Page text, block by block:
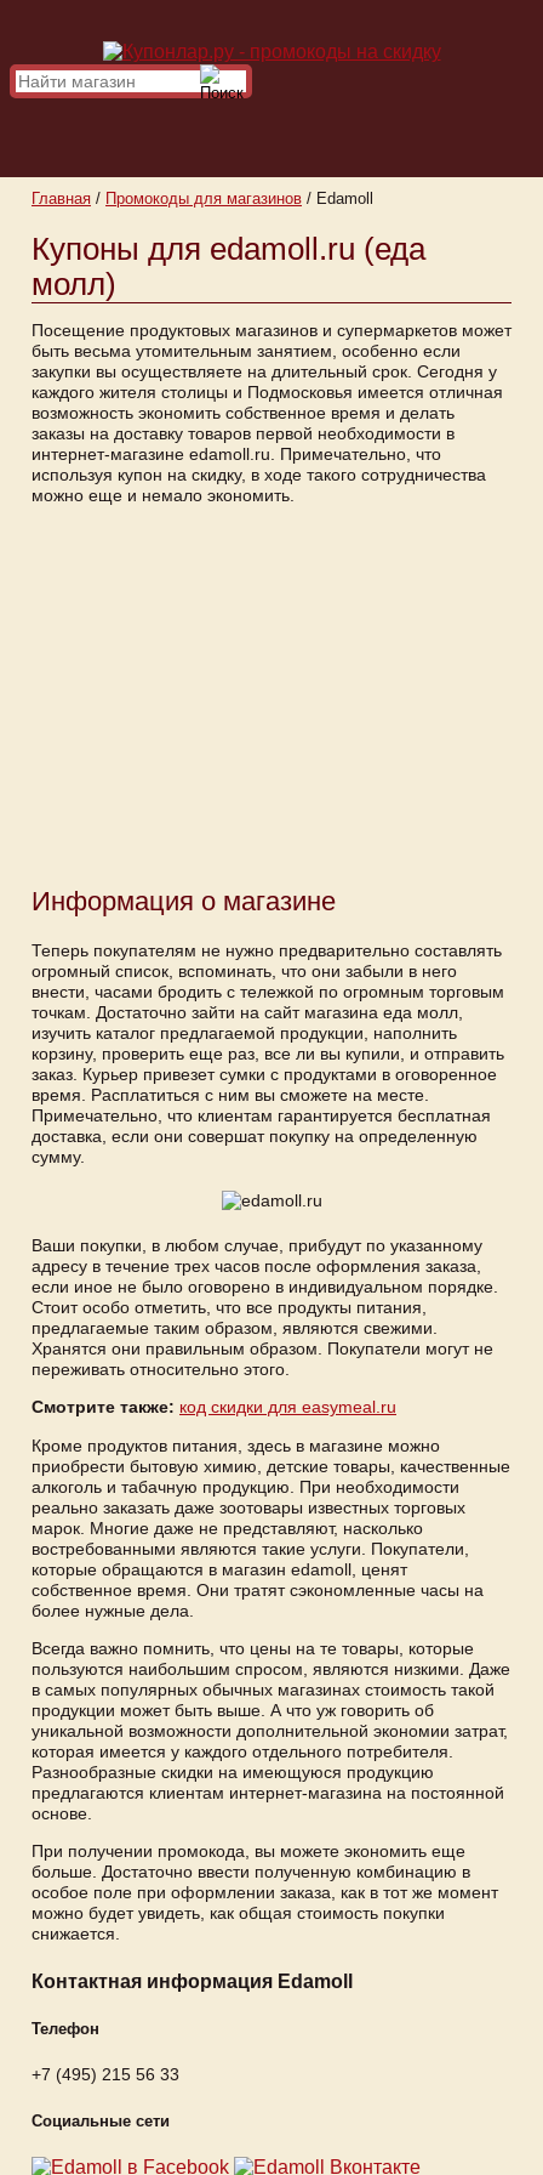
Главная / Промокоды для магазинов / Edamoll
Купоны для edamoll.ru (еда
молл)
Посещение продуктовых магазинов и супермаркетов может
быть весьма утомительным занятием, особенно если
закупки вы осуществляете на длительный срок. Сегодня у
каждого жителя столицы и Подмосковья имеется отличная
возможность экономить собственное время и делать
заказы на доставку товаров первой необходимости в
интернет-магазине edamoll.ru. Примечательно, что
используя купон на скидку, в ходе такого сотрудничества
можно еще и немало экономить.
Информация о магазине
Теперь покупателям не нужно предварительно составлять
огромный список, вспоминать, что они забыли в него
внести, часами бродить с тележкой по огромным торговым
точкам. Достаточно зайти на сайт магазина еда молл,
изучить каталог предлагаемой продукции, наполнить
корзину, проверить еще раз, все ли вы купили, и отправить
заказ. Курьер привезет сумки с продуктами в оговоренное
время. Расплатиться с ним вы сможете на месте.
Примечательно, что клиентам гарантируется бесплатная
доставка, если они совершат покупку на определенную
сумму.
Ваши покупки, в любом случае, прибудут по указанному
адресу в течение трех часов после оформления заказа,
если иное не было оговорено в индивидуальном порядке.
Стоит особо отметить, что все продукты питания,
предлагаемые таким образом, являются свежими.
Хранятся они правильным образом. Покупатели могут не
переживать относительно этого.
Смотрите также: код скидки для easymeal.ru
Кроме продуктов питания, здесь в магазине можно
приобрести бытовую химию, детские товары, качественные
алкоголь и табачную продукцию. При необходимости
реально заказать даже зоотовары известных торговых
марок. Многие даже не представляют, насколько
востребованными являются такие услуги. Покупатели,
которые обращаются в магазин edamoll, ценят
собственное время. Они тратят сэкономленные часы на
более нужные дела.
Всегда важно помнить, что цены на те товары, которые
пользуются наибольшим спросом, являются низкими. Даже
в самых популярных обычных магазинах стоимость такой
продукции может быть выше. А что уж говорить об
уникальной возможности дополнительной экономии затрат,
которая имеется у каждого отдельного потребителя.
Разнообразные скидки на имеющуюся продукцию
предлагаются клиентам интернет-магазина на постоянной
основе.
При получении промокода, вы можете экономить еще
больше. Достаточно ввести полученную комбинацию в
особое поле при оформлении заказа, как в тот же момент
можно будет увидеть, как общая стоимость покупки
снижается.
Контактная информация Edamoll
Телефон
+7 (495) 215 56 33
Социальные сети